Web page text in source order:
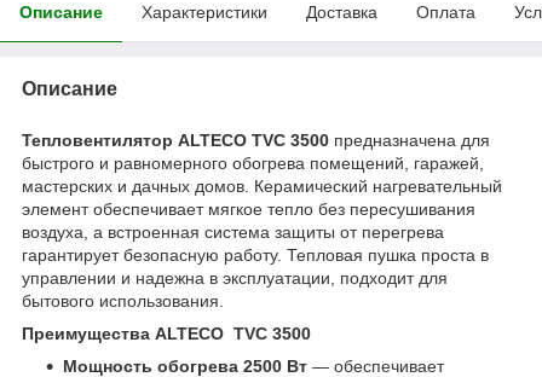
Описание Характеристики Доставка Оплата
Описание
Тепловентилятор ALTECO TVC 3500 предназначена для
быстрого и равномерного обогрева помещений, гаражей,
мастерских и дачных домов. Керамический нагревательный
элемент обеспечивает мягкое тепло без пересушивания
воздуха, а встроенная система защиты от перегрева
гарантирует безопасную работу. Тепловая пушка проста в
управлении и надежна в эксплуатации, подходит для
бытового использования.
Преимущества ALTECO TVC 3500
Мощность обогрева 2500 Вт — обеспечивает